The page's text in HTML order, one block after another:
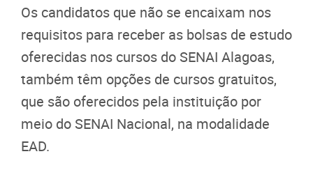
Os candidatos que não se encaixam nos
requisitos para receber as bolsas de estudo
oferecidas nos cursos do SENAI Alagoas,
também têm opções de cursos gratuitos,
que são oferecidos pela instituição por
meio do SENAI Nacional, na modalidade
EAD.